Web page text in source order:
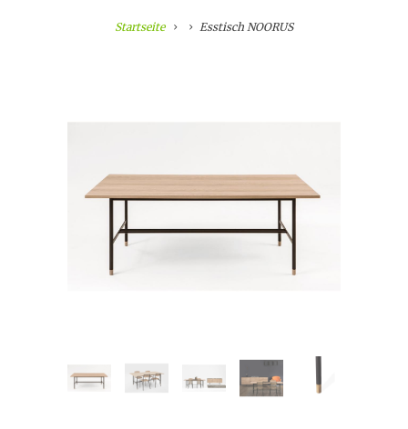
Startseite Esstisch NOORUS